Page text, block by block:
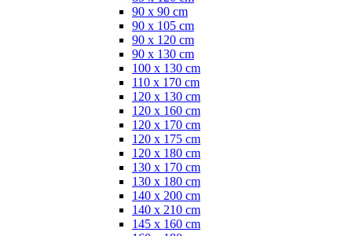
90 x 90 cm
90 x 105 cm
90 x 120 cm
90 x 130 cm
100 x 130 cm
110 x 170 cm
120 x 130 cm
120 x 160 cm
120 x 170 cm
120 x 175 cm
120 x 180 cm
130 x 170 cm
130 x 180 cm
140 x 200 cm
140 x 210 cm
145 x 160 cm